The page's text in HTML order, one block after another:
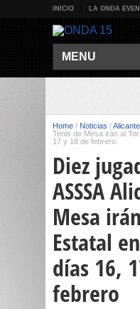
INICIO LA ONDA
MENU
Home / Noticias /Alicante
Tenis de Mesa irán al
17 y 18 de febrero
Diez
ASSSA
Mesa
Estatal
días 16,
febrero